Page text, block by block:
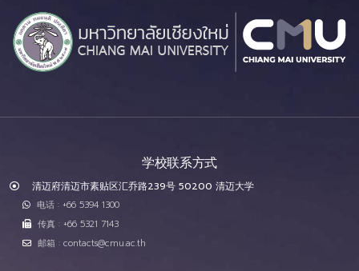
学校联系方式
清迈府清迈市素贴区汇乔路239号 50200 清迈大学
电话 : +66 5394 1300
传真 : +66 5321 7143
邮箱 : contacts@cmu.ac.th